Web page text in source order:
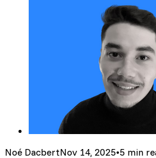
Noé DacbertNov 14, 2025•5 min